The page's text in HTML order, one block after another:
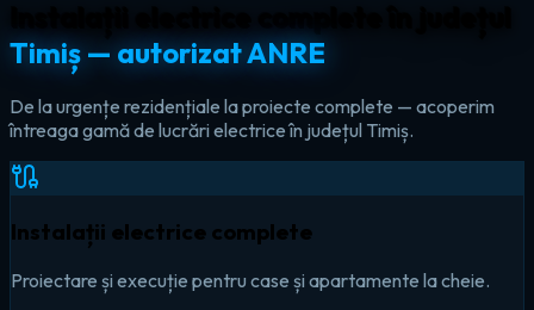
Timiș — autorizat ANRE
De la urgențe rezidențiale la proiecte complete — acoperim
întreaga gamă de lucrări electrice în județul Timiș.
Instalații electrice complete
Proiectare și execuție pentru case și apartamente la cheie.